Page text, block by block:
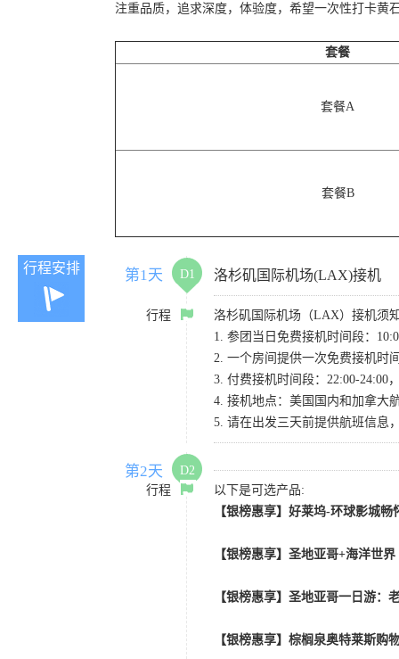
注重品质，追求深度，体验度，希望一次性打卡黄
套餐
套餐A
套餐B
行程安排 第1天 D1 洛杉矶国际机场(LAX)接机
行程
洛杉矶国际机场（LAX）接机须
1. 参团当日免费接机时间段：
2. 一个房间提供一次免费接机时
3. 付费接机时间段：22:00-24:00
4. 接机地点：美国国内和加拿大
5. 请在出发三天前提供航班信息
第2天
D2
行程
以下是可选产品:
【银榜惠享】好莱坞-环球影城
【银榜惠享】圣地亚哥+海洋世
【银榜惠享】圣地亚哥一日游：
【银榜惠享】棕榈泉奥特莱斯购